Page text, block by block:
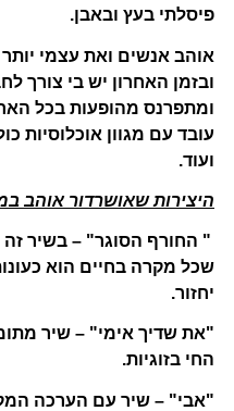
פיסלתי בעץ ובאבן.
אוהב אנשים ואת עצמי
ובזמן האחרון יש בי צורך
ומתפרנס מהופעות בכל
עובד עם מגוון אוכלוסיות
ועוד.
היצירות שאושרדור אוהב
" החורף הסוגר" – בשיר זה
שכל מקרה בחיים הוא
יחזור.
"את שדיך אימי" – שיר
החי בזוגיות.
"אבי" – שיר עם הערכה